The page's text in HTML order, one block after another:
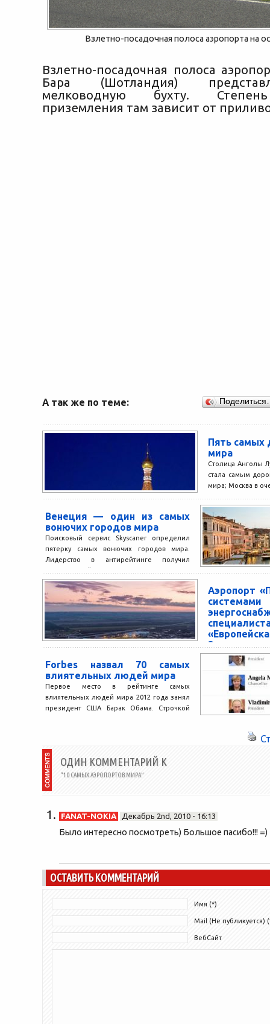
Взлетно-посадочная полоса аэропорта на
Взлетно-посадочная полоса
Бара (Шотландия)
мелководную бухту.
приземления там зависит от
А так же по теме:
Пять самых
мира
Столица Анголы
стала самым
мира; Москва в
Венеция — один из самых
вонючих городов мира
Поисковый сервис Skyscaner определил
пятерку самых вонючих городов мира.
Лидерство в антирейтинге получил
мексиканский Канкун. На втором месте
оказалось один...
Аэропорт
1 декабря в
свою работу
«Платов»
Регионов».
тыс. кв. метров,...
Forbes назвал 70 самых
влиятельных людей мира
Первое место в рейтинге самых
влиятельных людей мира 2012 года занял
президент США Барак Обама. Строчкой
ОДИН КОММЕНТАРИЙ К
“10 САМЫХ АЭРОПОРТОВ МИРА”
FANAT-NOKIA Декабрь 2nd, 2010 - 16:13
Было интересно посмотреть) Большое пасибо!!! =)
ОСТАВИТЬ КОММЕНТАРИЙ
Имя (*)
Mail (Не публикуется)
ВебСайт